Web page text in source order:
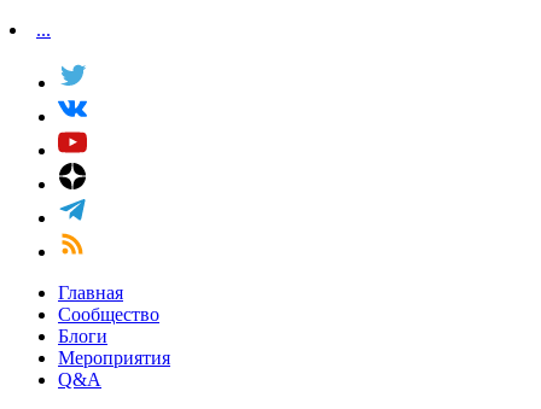
...
Главная
Сообщество
Блоги
Мероприятия
Q&A